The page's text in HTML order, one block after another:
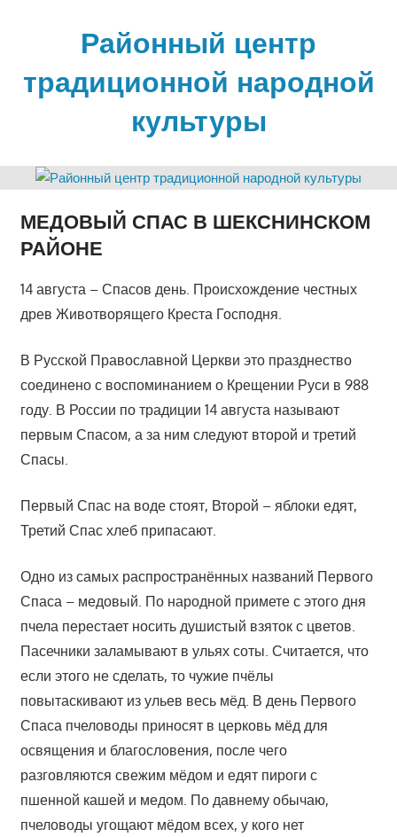
Районный центр
традиционной народной
культуры
МЕДОВЫЙ СПАС В ШЕКСНИНСКОМ
РАЙОНЕ
14 августа – Спасов день. Происхождение честных
древ Животворящего Креста Господня.
В Русской Православной Церкви это празднество
соединено с воспоминанием о Крещении Руси в 988
году. В России по традиции 14 августа называют
первым Спасом, а за ним следуют второй и третий
Спасы.
Первый Спас на воде стоят, Второй – яблоки едят,
Третий Спас хлеб припасают.
Одно из самых распространённых названий Первого
Спаса – медовый. По народной примете с этого дня
пчела перестает носить душистый взяток с цветов.
Пасечники заламывают в ульях соты. Считается, что
если этого не сделать, то чужие пчёлы
повытаскивают из ульев весь мёд. В день Первого
Спаса пчеловоды приносят в церковь мёд для
освящения и благословения, после чего
разговляются свежим мёдом и едят пироги с
пшенной кашей и медом. По давнему обычаю,
пчеловоды угощают мёдом всех, у кого нет